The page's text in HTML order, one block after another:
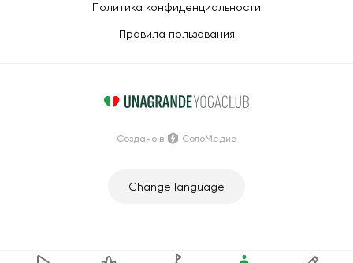
Политика конфиденциальности
Правила пользования
Change language
Создано в СолоМедиа